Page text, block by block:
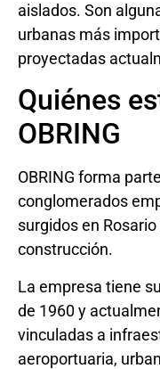
aislados. Son
urbanas más
proyectadas
Quiénes
OBRING
OBRING forma
conglomerados
surgidos en
construcción.
La empresa tiene
de 1960 y
vinculadas a
aeroportuaria,